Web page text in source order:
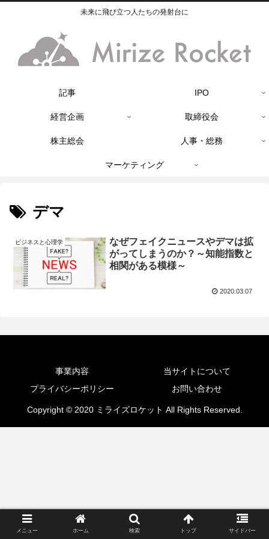
未来に飛び立つ人たちの発射台に
記事 IPO
経営企画 取締役会
株主総会 人事・総務
マーケティング
デマ
ビジネスと心理学
なぜフェイクニュースやデマは拡
がってしまうのか？～知能指数と
相関がある模様～
2020.03.07
事業内容
当サイトについて
プライバシーポリシー
お問い合わせ
Copyright © 2020 ミライズロケット All Rights Reserved.
メニュー ホーム 検索 トップ サイドバー